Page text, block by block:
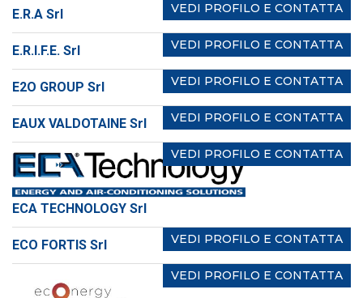
VEDI PROFILO E CONTATTA
E.R.A Srl
VEDI PROFILO E CONTATTA
E.R.I.F.E. Srl
VEDI PROFILO E CONTATTA
E2O GROUP Srl
VEDI PROFILO E CONTATTA
EAUX VALDOTAINE Srl
VEDI PROFILO E CONTATTA
ECA TECHNOLOGY Srl
VEDI PROFILO E CONTATTA
ECO FORTIS Srl
VEDI PROFILO E CONTATTA